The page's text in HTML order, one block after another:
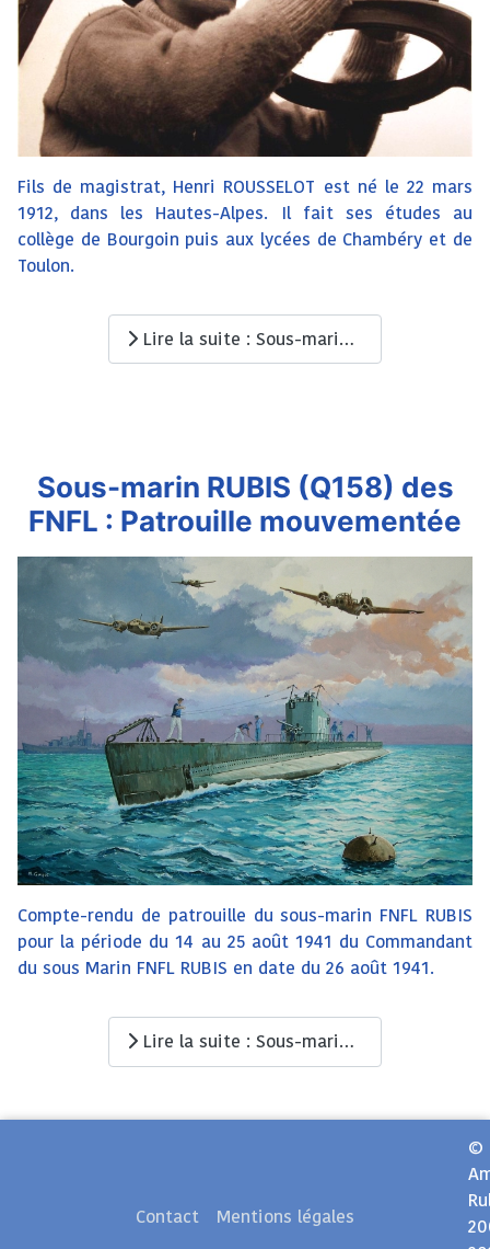
Fils de magistrat, Henri ROUSSELOT est né le 22 mars
1912, dans les Hautes-Alpes. Il fait ses études au
collège de Bourgoin puis aux lycées de Chambéry et de
Toulon.
Lire la suite : Sous-marin RUBIS (Q158) des FNFL : Chapitre 3
Sous-marin RUBIS (Q158) des
FNFL : Patrouille mouvementée
Compte-rendu de patrouille du sous-marin FNFL RUBIS
pour la période du 14 au 25 août 1941 du Commandant
du sous Marin FNFL RUBIS en date du 26 août 1941.
Lire la suite : Sous-marin RUBIS (Q158) des FNFL : Patrouille mouvementée
Contact Mentions légales
©